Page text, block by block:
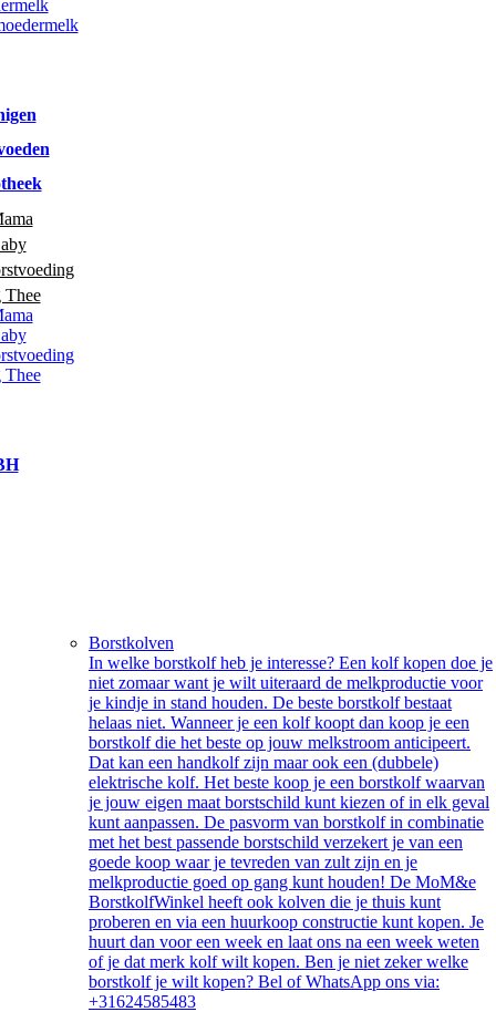
Thee
Thee
Borstkolven
In welke borstkolf heb je interesse? Een kolf kopen doe je
niet zomaar want je wilt uiteraard de melkproductie voor
je kindje in stand houden. De beste borstkolf bestaat
helaas niet. Wanneer je een kolf koopt dan koop je een
borstkolf die het beste op jouw melkstroom anticipeert.
Dat kan een handkolf zijn maar ook een (dubbele)
elektrische kolf. Het beste koop je een borstkolf waarvan
je jouw eigen maat borstschild kunt kiezen of in elk geval
kunt aanpassen. De pasvorm van borstkolf in combinatie
met het best passende borstschild verzekert je van een
goede koop waar je tevreden van zult zijn en je
melkproductie goed op gang kunt houden! De MoM&e
BorstkolfWinkel heeft ook kolven die je thuis kunt
proberen en via een huurkoop constructie kunt kopen. Je
huurt dan voor een week en laat ons na een week weten
of je dat merk kolf wilt kopen. Ben je niet zeker welke
borstkolf je wilt kopen? Bel of WhatsApp ons via:
+31624585483